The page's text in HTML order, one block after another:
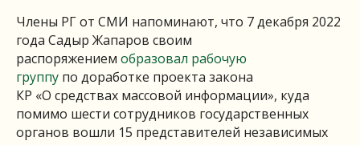
Члены РГ от СМИ напоминают, что 7 декабря 2022
года Садыр Жапаров своим
распоряжением образовал рабочую
группу по доработке проекта закона
КР «О средствах массовой информации», куда
помимо шести сотрудников государственных
органов вошли 15 представителей независимых